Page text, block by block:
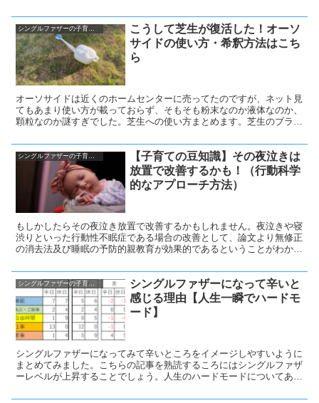
た。
こうして芝生が復活した！オーソ
サイドの使い方・希釈方法はこち
ら
オーソサイドは近くのホームセンターに売ってたのですが、ネット見
てもあまり使い方が載っておらず、そもそも粉末なのか液体なのか、
顆粒なのか謎すぎでした。芝生への使い方まとめます。芝生のブラウ
旦、間をとって500倍くらいで溶液を作ることとしました。６ℓのじょ
うろを使用します。これで芝生が復活しました。
【子育ての豆知識】その夜泣きは
放置で改善するかも！（行動科学
的なアプローチ方法）
もしかしたらその夜泣き放置で改善するかもしれません。夜泣きや寝
渋りといった行動性不眠症である場合の改善として、論文より無修正
の消去法及び睡眠の予防的親教育が効果的であるということがわかり
シングルファザーの子育て奮闘記
シングルファザーになって辛いと
感じる理由【人生一瞬でハードモ
ード】
シングルファザーになってみて辛いところをイメージしやすいように
まとめてみました。こちらの記事を熟読するころにはシングルファザ
ーレベルが上昇することでしょう。人生のハードモードについてあら
考にしてみてください。